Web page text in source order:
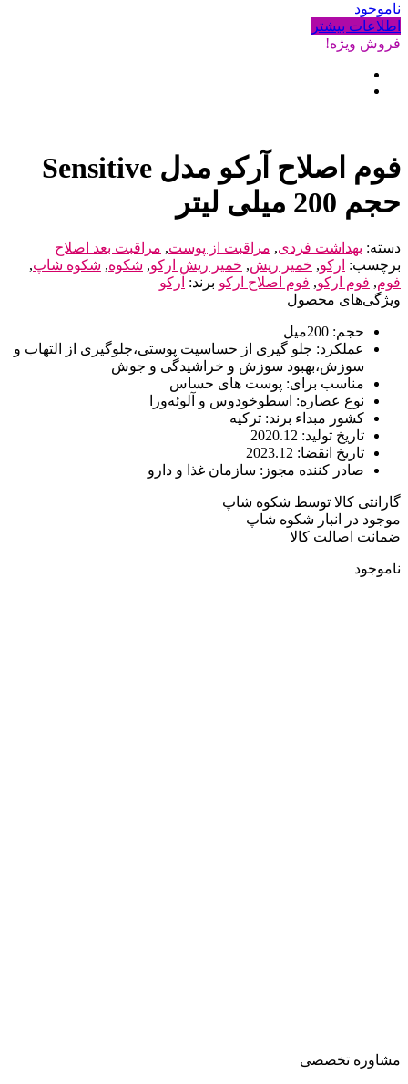
ناموجود
اطلاعات بیشتر
فروش ویژه!
فوم اصلاح آرکو مدل Sensitive
حجم 200 میلی لیتر
دسته: بهداشت فردی, مراقبت از پوست, مراقبت بعد اصلاح
برچسب: ارکو, خمیر ریش, خمیر ریش ارکو, شکوه, شکوه شاپ,
فوم, فوم ارکو, فوم اصلاح ارکو برند: آرکو
ویژگی‌های محصول
حجم: 200میل
عملکرد: جلو گیری از حساسیت پوستی،جلوگیری از التهاب و
سوزش،بهبود سوزش و خراشیدگی و جوش
مناسب برای: پوست های حساس
نوع عصاره: اسطوخودوس و آلوئه‌ورا
کشور مبداء برند: ترکیه
تاریخ تولید: 2020.12
تاریخ انقضا: 2023.12
صادر کننده مجوز: سازمان غذا و دارو
گارانتی کالا توسط شکوه شاپ
موجود در انبار شکوه شاپ
ضمانت اصالت کالا
ناموجود
مشاوره تخصصی